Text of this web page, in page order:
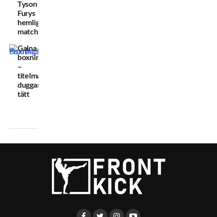
Tyson
Furys
hemliga
match
Galna
boxningsveckorna
–
titelmatcherna
duggar
tätt